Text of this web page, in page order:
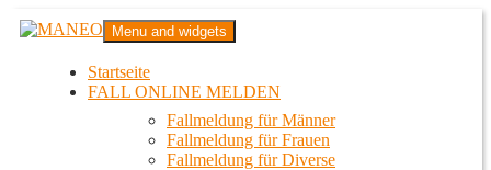
Zum
InhaltMANEO
Das schwule Anti-Gewalt-Projekt in Berlin
Menu and widgets
Startseite
FALL ONLINE MELDEN
Fallmeldung für Männer
Fallmeldung für Frauen
Fallmeldung für Diverse